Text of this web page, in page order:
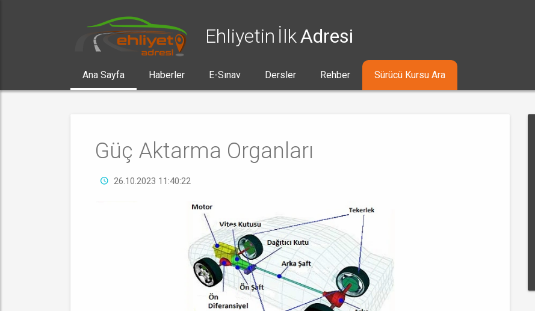
Ehliyetin İlkAdresi
Ana Sayfa Haberler E-Sınav Dersler Rehber Sürücü Kursu Ara
Güç Aktarma Organları
26.10.2023 11:40:22